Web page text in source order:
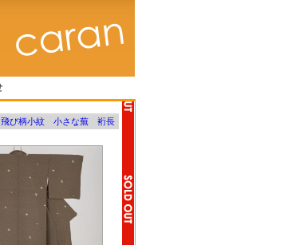
飛び柄小紋 小さな蕪 裄長